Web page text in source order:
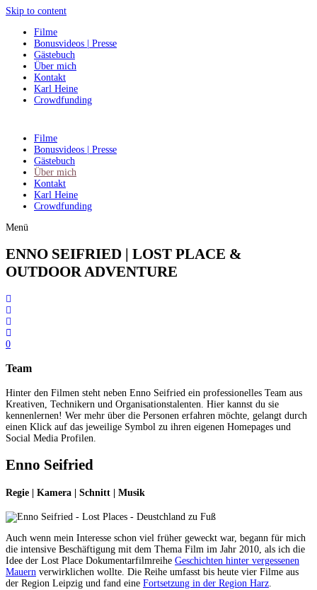
Skip to content
Filme
Bonusvideos | Presse
Gästebuch
Über mich
Kontakt
Karl Heine
Crowdfunding
Filme
Bonusvideos | Presse
Gästebuch
Über mich
Kontakt
Karl Heine
Crowdfunding
Menü
ENNO SEIFRIED | LOST PLACE &
OUTDOORADVENTURE
0
Team
Hinter den Filmen steht neben Enno Seifried ein professionelles Team aus
Kreativen, Technikern und Organisationstalenten. Hier kannst du sie
kennenlernen! Wer mehr über die Personen erfahren möchte, gelangt durch
einen Klick auf das jeweilige Symbol zu ihren eigenen Homepages und
Social Media Profilen.
Enno Seifried
Regie | Kamera | Schnitt | Musik
Auch wenn mein Interesse schon viel früher geweckt war, begann für mich
die intensive Beschäftigung mit dem Thema Film im Jahr 2010, als ich die
Idee der Lost Place Dokumentarfilmreihe Geschichten hinter vergessenen
Mauern verwirklichen wollte. Die Reihe umfasst bis heute vier Filme aus
der Region Leipzig und fand eine Fortsetzung in der Region Harz.